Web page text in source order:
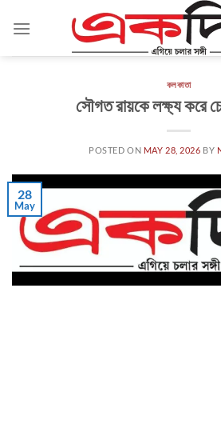
কলকাতা
সৌগত রায়কে লক্ষ্য করে
POSTED ON MAY 28, 2026 BY
28
May